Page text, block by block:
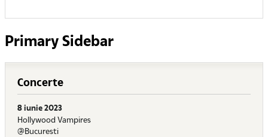
Primary Sidebar
Concerte
8 iunie 2023
Hollywood Vampires
@Bucuresti